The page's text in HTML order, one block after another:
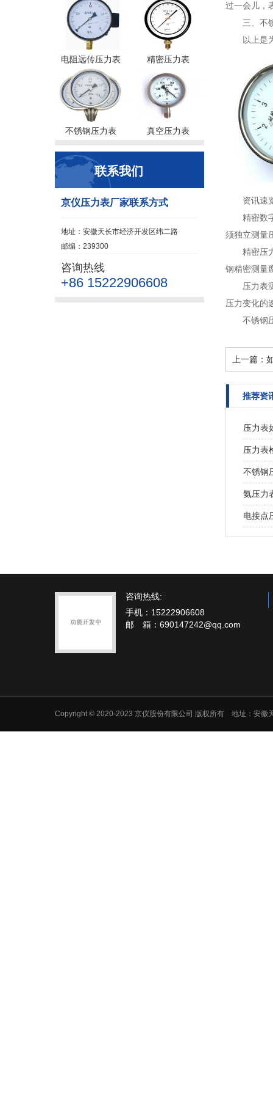
电阻远传压力表 精密压力表
不锈钢压力表 真空压力表
联系我们
京仪压力表厂家联系方式
地址：安徽天长市经济开发区纬二路
邮编：239300
咨询热线
+86 15222906608
过一会儿，
三、不
以上是
资讯速
精密数
须独立测量
精密压
钢精密测量
压力表
压力变化的
不锈钢
上一篇：
推荐资
压力表
压力表
不锈钢
氨压力
电接点
咨询热线:
手机：15222906608
邮 箱：690147242@qq.com
Copyright © 2020-2023 京仪股份有限公司 版权所有 地址：安